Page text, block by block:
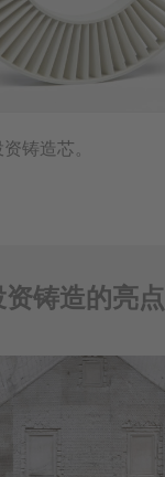
铸造芯。
铸造的亮点